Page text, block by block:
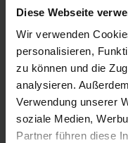
Diese Webseite
Wir verwenden
personalisieren,
zu können und die
analysieren.
Verwendung unserer
soziale Medien,
Partner führen diese
Der Ganzjahresreifen
Satter Grip zu
Nässe und
Sehr guter